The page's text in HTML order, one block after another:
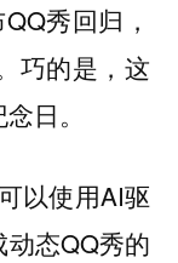
秀回归，
巧的是，这
日。
以使用AI驱
态QQ秀的